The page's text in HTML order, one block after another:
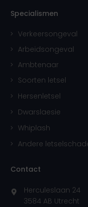
Specialismen
Verkeersongeval
Arbeidsongeval
Ambtenaar
Soorten letsel
Hersenletsel
Dwarslaesie
Whiplash
Andere
Contact
Herculeslaan 24
3584 AB Utrecht